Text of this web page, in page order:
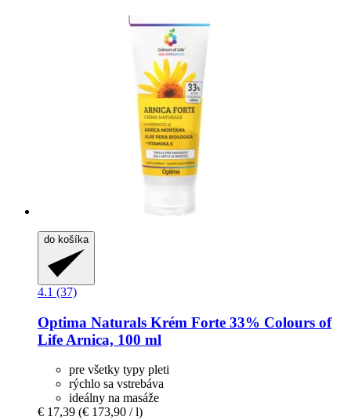
do košíka
4.1 (37)
Optima Naturals Krém Forte 33% Colours of
Life Arnica, 100 ml
pre všetky typy pleti
rýchlo sa vstrebáva
ideálny na masáže
€ 17,39 (€ 173,90 / l)